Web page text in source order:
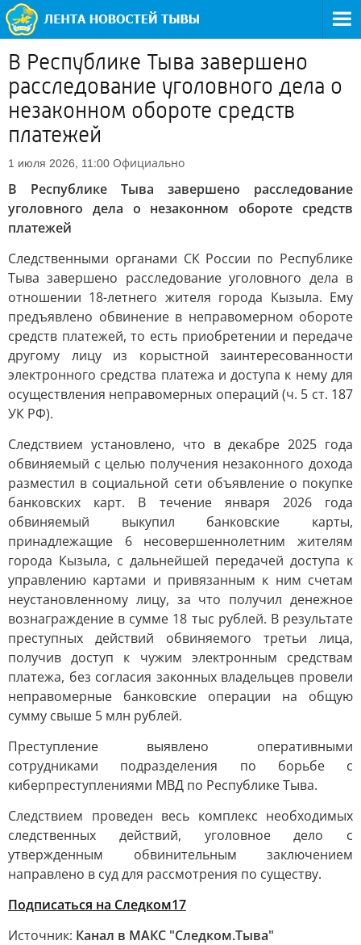
В Республике Тыва завершено
расследование уголовного дела о
незаконном обороте средств
платежей
1 июля 2026, 11:00 Официально
В Республике Тыва завершено расследование
уголовного дела о незаконном обороте средств
платежей
Следственными органами СК России по Республике
Тыва завершено расследование уголовного дела в
отношении 18-летнего жителя города Кызыла. Ему
предъявлено обвинение в неправомерном обороте
средств платежей, то есть приобретении и передаче
другому лицу из корыстной заинтересованности
электронного средства платежа и доступа к нему для
осуществления неправомерных операций (ч. 5 ст. 187
УК РФ).
Следствием установлено, что в декабре 2025 года
обвиняемый с целью получения незаконного дохода
разместил в социальной сети объявление о покупке
банковских карт. В течение января 2026 года
обвиняемый выкупил банковские карты,
принадлежащие 6 несовершеннолетним жителям
города Кызыла, с дальнейшей передачей доступа к
управлению картами и привязанным к ним счетам
неустановленному лицу, за что получил денежное
вознаграждение в сумме 18 тыс рублей. В результате
преступных действий обвиняемого третьи лица,
получив доступ к чужим электронным средствам
платежа, без согласия законных владельцев провели
неправомерные банковские операции на общую
сумму свыше 5 млн рублей.
Преступление выявлено оперативными
сотрудниками подразделения по борьбе с
киберпреступлениями МВД по Республике Тыва.
Следствием проведен весь комплекс необходимых
следственных действий, уголовное дело с
утвержденным обвинительным заключением
направлено в суд для рассмотрения по существу.
Подписаться на Следком17
Источник: Канал в МАКС "Следком.Тыва"